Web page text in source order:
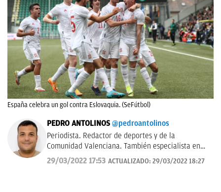
España celebra un gol contra Eslovaquia. (SeFútbol)
PEDRO ANTOLINOS @pedroantolinos
Periodista. Redactor de deportes y de la
Comunidad Valenciana. También especialista en
SEO. En OKDIARIO desde 2017.
29/03/2022 17:53 ACTUALIZADO: 29/03/2022 18:27